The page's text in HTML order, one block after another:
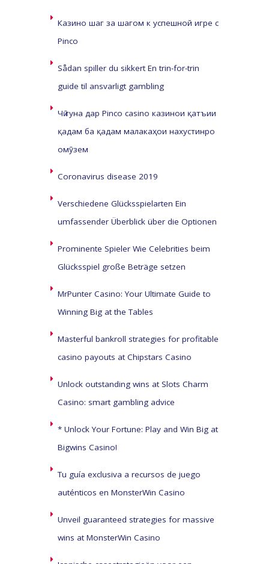
Казино шаг за шагом к успешной игре с
Pinco
Sådan spiller du sikkert En trin-for-trin
guide til ansvarligt gambling
Чӣ гуна дар Pinco casino казинои қатъии
қадам ба қадам малакаҳои нахустинро
омӯзем
Coronavirus disease 2019
Verschiedene Glücksspielarten Ein
umfassender Überblick über die Optionen
Prominente Spieler Wie Celebrities beim
Glücksspiel große Beträge setzen
MrPunter Casino: Your Ultimate Guide to
Winning Big at the Tables
Masterful bankroll strategies for profitable
casino payouts at Chipstars Casino
Unlock outstanding wins at Slots Charm
Casino: smart gambling advice
* Unlock Your Fortune: Play and Win Big at
Bigwins Casino!
Tu guía exclusiva a recursos de juego
auténticos en MonsterWin Casino
Unveil guaranteed strategies for massive
wins at MonsterWin Casino